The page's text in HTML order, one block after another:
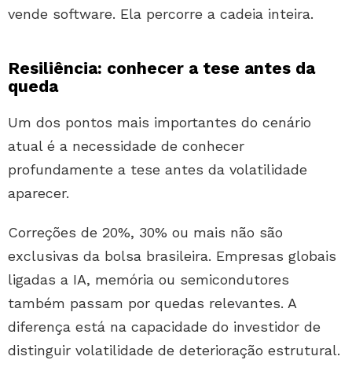
vende software. Ela percorre a cadeia inteira.
Resiliência: conhecer a tese antes da
queda
Um dos pontos mais importantes do cenário
atual é a necessidade de conhecer
profundamente a tese antes da volatilidade
aparecer.
Correções de 20%, 30% ou mais não são
exclusivas da bolsa brasileira. Empresas globais
ligadas a IA, memória ou semicondutores
também passam por quedas relevantes. A
diferença está na capacidade do investidor de
distinguir volatilidade de deterioração estrutural.